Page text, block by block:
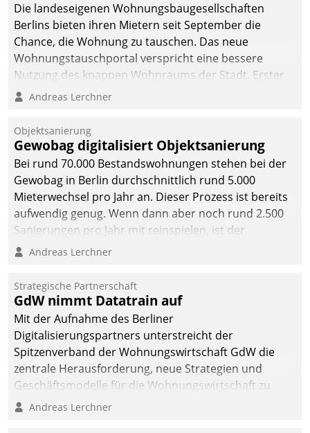
Die landeseigenen Wohnungsbaugesellschaften
Berlins bieten ihren Mietern seit September die
Chance, die Wohnung zu tauschen. Das neue
Wohnungstauschportal verspricht eine bessere
Nutzung des knappen Wohnraums der Stadt. Erster
Anwendungsfall für Datatrains Lösung API-Hub mit
Unternehmen.
Andreas Lerchner
Objektsanierung
Gewobag digitalisiert Objektsanierung
Bei rund 70.000 Bestandswohnungen stehen bei der
Gewobag in Berlin durchschnittlich rund 5.000
Mieterwechsel pro Jahr an. Dieser Prozess ist bereits
aufwendig genug. Wenn dann aber noch rund 2.500
Sanierungen pro Jahr mit reinspielen, ist der
Betreuungs- und Organisationsaufwand immens. Im
kommunale Wohnungsbauunternehmen daher
gemeinsam mit der Berliner Datatrain GmbH den
Teilprozess der Objektsanierung digitalisiert.
Andreas Lerchner
Strategische Partnerschaft
GdW nimmt Datatrain auf
Mit der Aufnahme des Berliner
Digitalisierungspartners unterstreicht der
Spitzenverband der Wohnungswirtschaft GdW die
zentrale Herausforderung, neue Strategien und
Geschäftsmodelle für die Wohnungswirtschaft zu
entwickeln.
Andreas Lerchner